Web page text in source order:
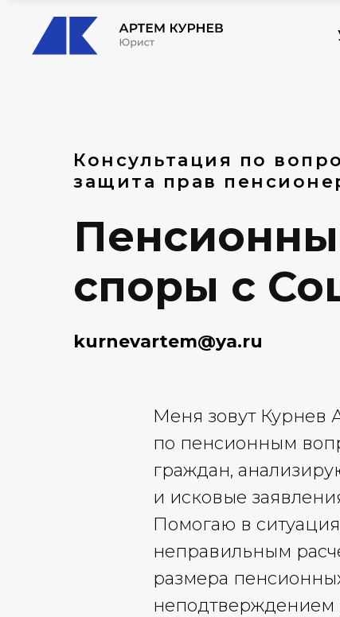
Консультация по
защита прав
споры с
kurnevartem@ya.ru
Меня зовут Курнев
по пенсионным
граждан,
и исковые
Помогаю в
неправильным
размера